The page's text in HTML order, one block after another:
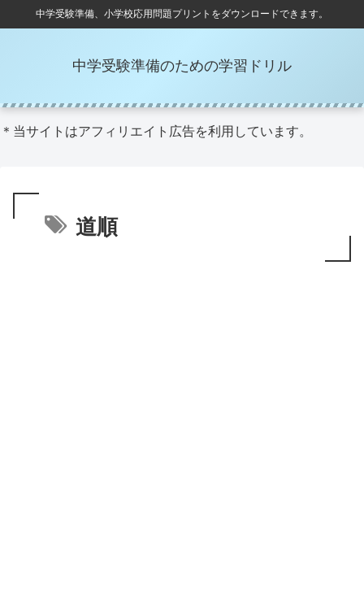
中学受験準備、小学校応用問題プリントをダウンロードできます。
中学受験準備のための学習ドリル
＊当サイトはアフィリエイト広告を利用しています。
道順